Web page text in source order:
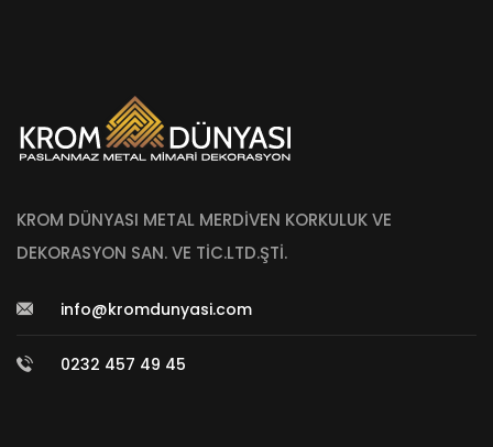
KROM DÜNYASI METAL MERDİVEN KORKULUK VE
DEKORASYON SAN. VE TİC.LTD.ŞTİ.
info@kromdunyasi.com
0232 457 49 45